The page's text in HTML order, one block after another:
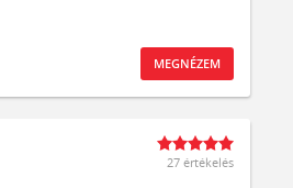
MEGNÉZEM
27 értékelés